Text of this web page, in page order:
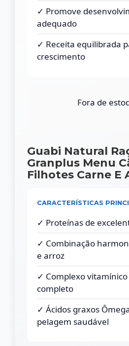
✓ Promove
adequado
✓ Receita equilibrada
crescimento
Fora de
Guabi Natural
Granplus Menu
Filhotes Carne E
CARACTERÍSTICAS
✓ Proteínas de
✓ Combinação
e arroz
✓ Complexo
completo
✓ Ácidos graxos
pelagem saudável